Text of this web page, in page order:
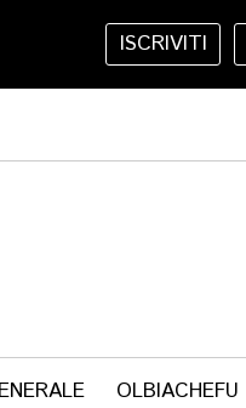
ISCRIVITI
OLBIACHEFU